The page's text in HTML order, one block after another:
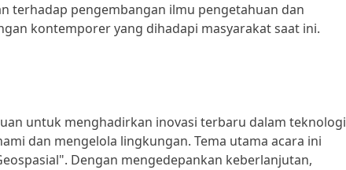
terhadap pengembangan ilmu pengetahuan dan
kontemporer yang dihadapi masyarakat saat ini.
untuk menghadirkan inovasi terbaru dalam teknologi
dan mengelola lingkungan. Tema utama acara ini
Dengan mengedepankan keberlanjutan,